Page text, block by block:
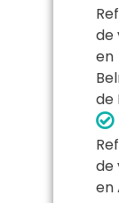
de
en
de
de
en